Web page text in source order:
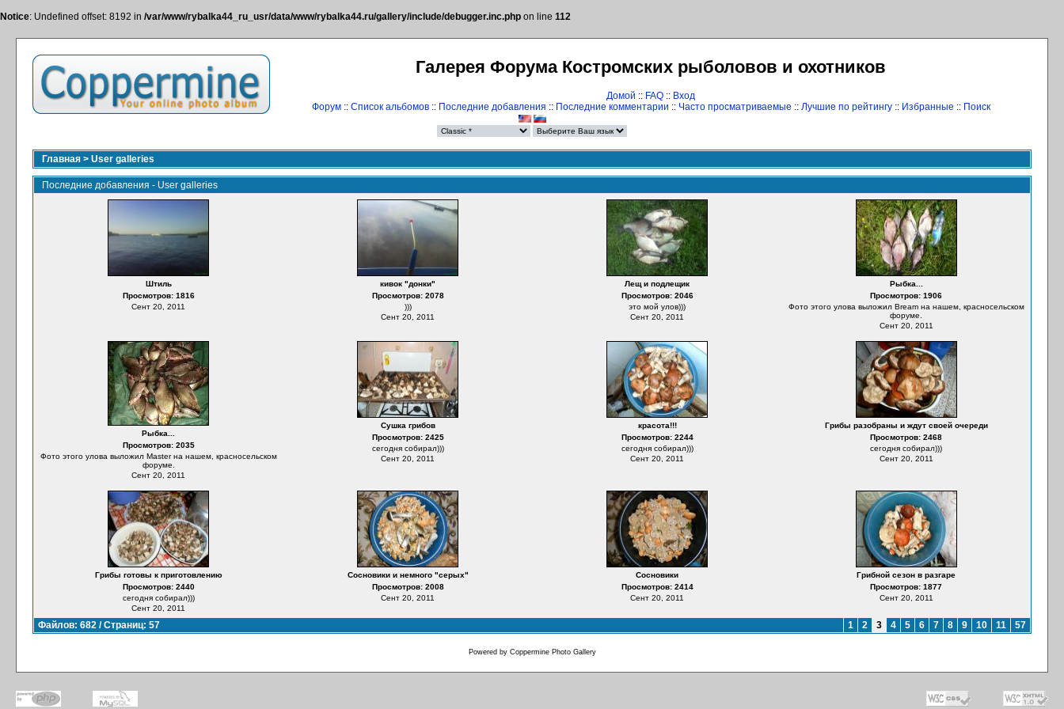
Notice: Undefined offset: 8192 in /var/www/rybalka44_ru_usr/data/www/rybalka44.ru/gallery/include/debugger.inc.php on line 112
Галерея Форума Костромских рыболовов и охотников
Домой :: FAQ :: Вход
Форум:: Список альбомов:: Последние добавления :: Последние комментарии :: Часто просматриваемые :: Лучшие по рейтингу:: Избранные :: Поиск
Главная > User galleries
Последние добавления - User galleries
Штиль
Просмотров: 1816
Сент 20, 2011
кивок "донки"
Просмотров: 2078
)))
Сент 20, 2011
Лещ и подлещик
Просмотров: 2046
это мой улов)))
Сент 20, 2011
Рыбка...
Просмотров: 1906
Фото этого улова выложил Bream на нашем, красносельском
форуме.
Сент 20, 2011
Рыбка...
Просмотров: 2035
Фото этого улова выложил Master на нашем, красносельском
форуме.
Сент 20, 2011
Сушка грибов
Просмотров: 2425
сегодня собирал)))
Сент 20, 2011
красота!!!
Просмотров: 2244
сегодня собирал)))
Сент 20, 2011
Грибы разобраны и ждут своей очереди
Просмотров: 2468
сегодня собирал)))
Сент 20, 2011
Грибы готовы к приготовлению
Просмотров: 2440
сегодня собирал)))
Сент 20, 2011
Сосновики и немного "серых"
Просмотров: 2008
Сент 20, 2011
Сосновики
Просмотров: 2414
Сент 20, 2011
Грибной сезон в разгаре
Просмотров: 1877
Сент 20, 2011
Файлов: 682 / Страниц: 57 1 2 3 4 5 6 7 8 9 10 11 57
Powered by Coppermine Photo Gallery